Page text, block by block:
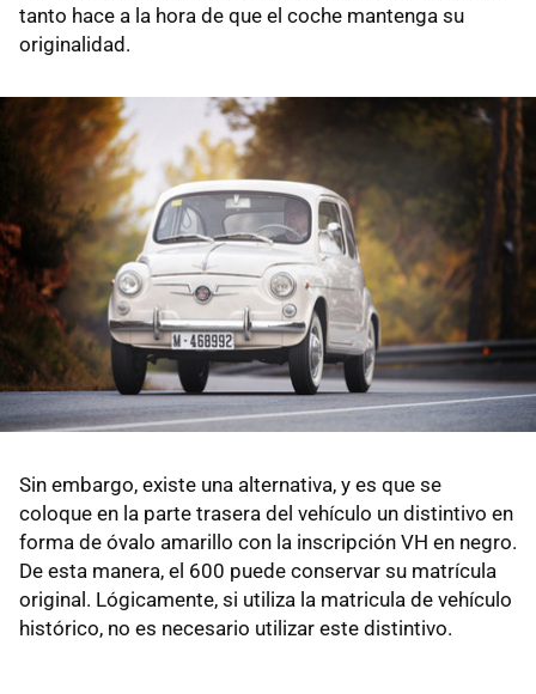
tanto hace a la hora de que el coche mantenga su
originalidad.
Sin embargo, existe una alternativa, y es que se
coloque en la parte trasera del vehículo un distintivo en
forma de óvalo amarillo con la inscripción VH en negro.
De esta manera, el 600 puede conservar su matrícula
original. Lógicamente, si utiliza la matricula de vehículo
histórico, no es necesario utilizar este distintivo.